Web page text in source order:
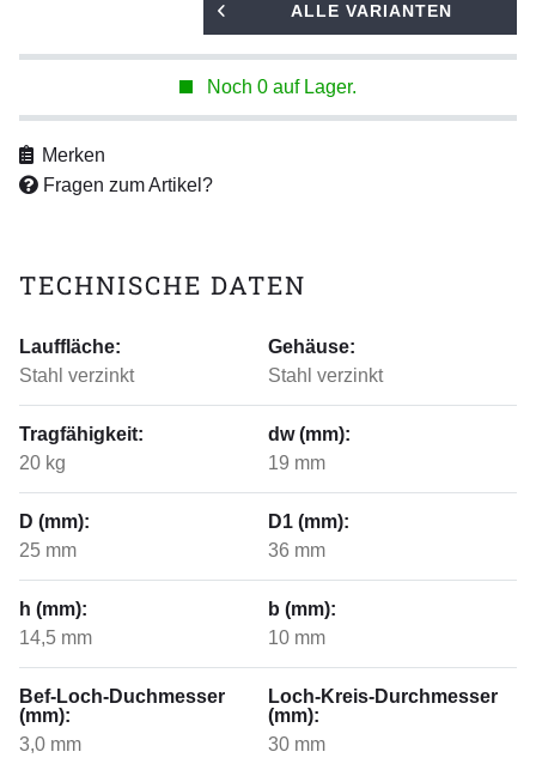
ALLE VARIANTEN
Noch 0 auf Lager.
Merken
Fragen zum Artikel?
TECHNISCHE DATEN
Lauffläche:
Stahl verzinkt
Gehäuse:
Stahl verzinkt
Tragfähigkeit:
20 kg
dw (mm):
19 mm
D (mm):
25 mm
D1 (mm):
36 mm
h (mm):
14,5 mm
b (mm):
10 mm
Bef-Loch-Duchmesser
(mm):
3,0 mm
Loch-Kreis-Durchmesser
(mm):
30 mm